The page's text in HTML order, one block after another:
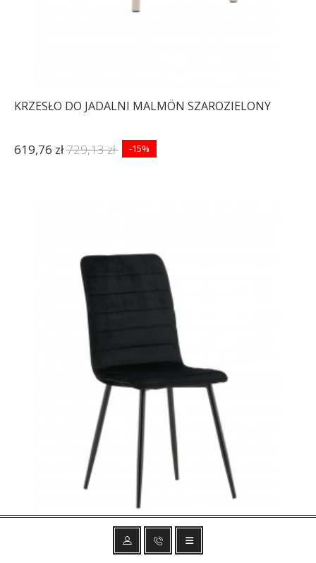
KRZESŁO DO JADALNI MALMÖN SZAROZIELONY
619,76 zł729,13 zł -15%